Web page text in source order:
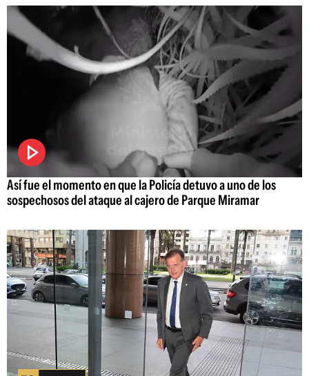
Así fue el momento en que la Policía detuvo a uno de los
sospechosos del ataque al cajero de Parque Miramar